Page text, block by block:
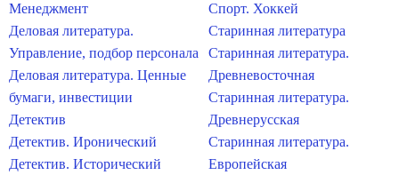
Менеджмент
Деловая литература.
Управление, подбор персонала
Деловая литература. Ценные
бумаги, инвестиции
Детектив
Детектив. Иронический
Детектив. Исторический
Спорт. Хоккей
Старинная литература
Старинная литература.
Древневосточная
Старинная литература.
Древнерусская
Старинная литература.
Европейская